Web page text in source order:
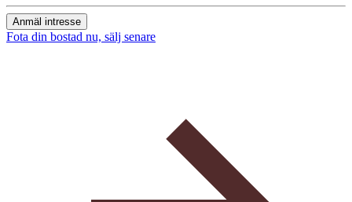
Anmäl intresse
Fota din bostad nu, sälj senare